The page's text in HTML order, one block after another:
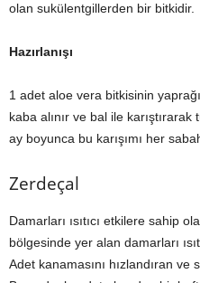
olan sukülentgillerden bir bitkidir.
Hazırlanışı
1 adet aloe vera bitkisinin
kaba alınır ve bal ile
ay boyunca bu karışımı her
Zerdeçal
Damarları ısıtıcı etkilere sahip
bölgesinde yer alan damarları
Adet kanamasını hızlandıran ve